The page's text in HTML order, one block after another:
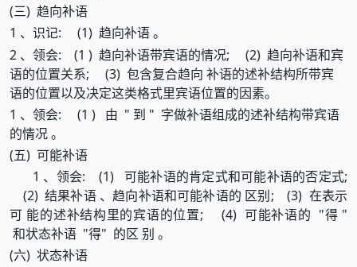
(三) 趋向补语
1 、识记: (1) 趋向补语 。
2 、领会: (1 ) 趋向补语带宾语的情况; (2) 趋向补语和宾
语的位置关系; (3) 包含复合趋向 补语的述补结构所带宾
语的位置以及决定这类格式里宾语位置的因素。
1 、领会: (1 ) 由 " 到 " 字做补语组成的述补结构带宾语
的情况 。
(五) 可能补语
1 、领会: (1) 可能补语的肯定式和可能补语的否定式;
(2) 结果补语 、趋向补语和可能补语的 区别; (3) 在表示
可 能的述补结构里的宾语的位置; (4) 可能补语的 "得 "
和状态补语 "得" 的区 别 。
(六) 状态补语